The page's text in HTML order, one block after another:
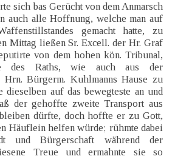
sich bas Gerücht von dem Anmarsch
auch alle Hoffnung, welche man auf
gemacht hatte, zu
Mittag ließen Sr. Excell. der Hr. Graf
von dem hohen kön. Tribunal,
des Raths, wie auch aus der
Bürgerm. Kuhlmanns Hause zu
dieselben auf das bewegteste an und
der gehoffte zweite Transport aus
dürfte, doch hoffte er zu Gott,
Häuflein helfen würde; rühmte dabei
und Bürgerschaft während der
Treue und ermahnte sie so